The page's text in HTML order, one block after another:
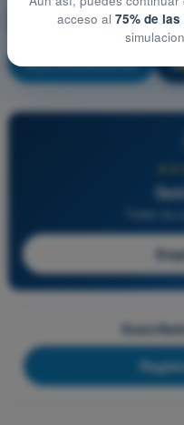
¡Entrenamiento! 🔒
acceso al 75% de